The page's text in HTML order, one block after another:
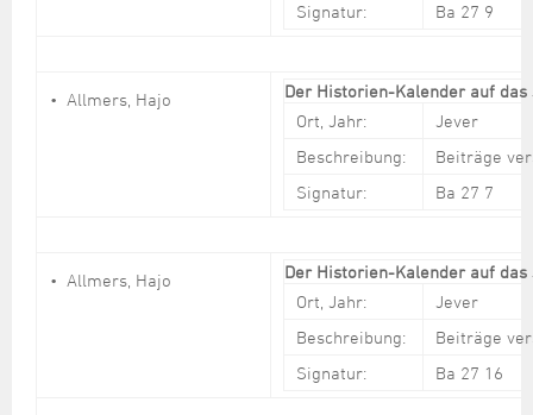
Signatur:
Ba 27 9
Allmers, Hajo
Der Historien-Kalender auf
Ort, Jahr:
Jever
Beschreibung:
Beiträge
Signatur:
Ba 27 7
Allmers, Hajo
Der Historien-Kalender auf
Ort, Jahr:
Jever
Beschreibung:
Beiträge
Signatur:
Ba 27 16